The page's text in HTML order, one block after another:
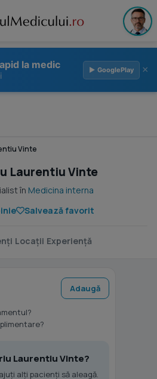
la medic ▶ GooglePlay ×
Vinte
Laurentiu Vinte
în Medicina interna
Salvează favorit
Locații Experiență
Adaugă
Laurentiu Vinte?
alți pacienți să aleagă.